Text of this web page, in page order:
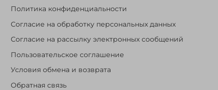
Политика конфиденциальности
Согласие на обработку персональных данных
Согласие на рассылку электронных сообщений
Пользовательское соглашение
Условия обмена и возврата
Обратная связь